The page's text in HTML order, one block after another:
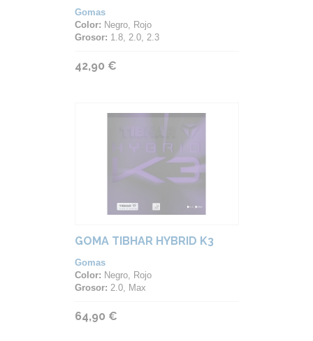
Gomas
Color: Negro, Rojo
Grosor: 1.8, 2.0, 2.3
42,90 €
GOMA TIBHAR HYBRID K3
Gomas
Color: Negro, Rojo
Grosor: 2.0, Max
64,90 €